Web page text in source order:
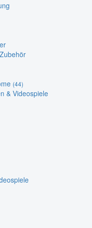
(44)
& Videospiele